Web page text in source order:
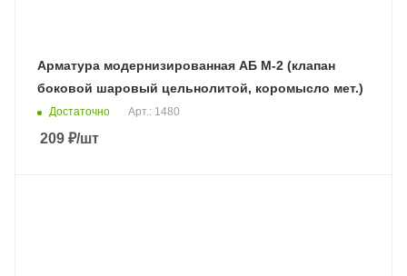
Арматура модернизированная АБ М-2 (клапан
боковой шаровый цельнолитой, коромысло мет.)
Достаточно Арт.: 1480
209 ₽/шт